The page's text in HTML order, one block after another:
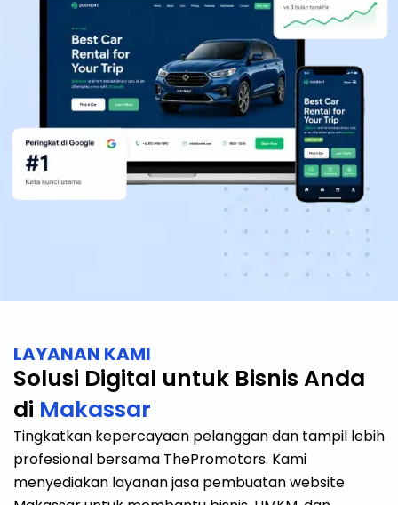
LAYANAN KAMI
Solusi Digital untuk Bisnis Anda
di Makassar
Tingkatkan kepercayaan pelanggan dan tampil lebih
profesional bersama ThePromotors. Kami
menyediakan layanan jasa pembuatan website